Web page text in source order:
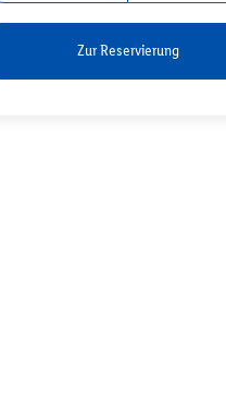
Zur Reservierung